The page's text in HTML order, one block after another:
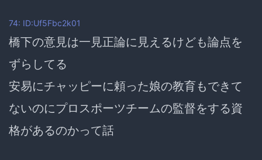
74: ID:Uf5Fbc2k01
橋下の意見は一見正論に見えるけども論点を
ずらしてる
安易にチャッピーに頼った娘の教育もできて
ないのにプロスポーツチームの監督をする資
格があるのかって話